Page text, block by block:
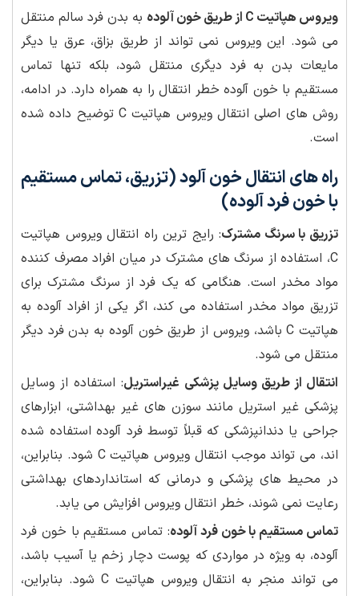
ویروس هپاتیت C از طریق خون آلوده
به بدن فرد سالم منتقل
می شود. این ویروس نمی تواند از طریق بزاق، عرق یا دیگر
مایعات بدن به فرد دیگری منتقل شود، بلکه تنها تماس
مستقیم با خون آلوده خطر انتقال را به همراه دارد. در ادامه،
روش های اصلی انتقال ویروس هپاتیت C توضیح داده شده
است.
راه های انتقال خون آلود (تزریق، تماس مستقیم
با خون فرد آلوده)
تزریق با سرنگ مشترک: رایج ترین راه انتقال ویروس هپاتیت
C، استفاده از سرنگ های مشترک در میان افراد مصرف کننده
مواد مخدر است. هنگامی که یک فرد از سرنگ مشترک برای
تزریق مواد مخدر استفاده می کند، اگر یکی از افراد آلوده به
هپاتیت C باشد، ویروس از طریق خون آلوده به بدن فرد دیگر
منتقل می شود.
انتقال از طریق وسایل پزشکی غیراستریل: استفاده از وسایل
پزشکی غیر استریل مانند سوزن های غیر بهداشتی، ابزارهای
جراحی یا دندانپزشکی که قبلاً توسط فرد آلوده استفاده شده
اند، می تواند موجب انتقال ویروس هپاتیت C شود. بنابراین،
در محیط های پزشکی و درمانی که استانداردهای بهداشتی
رعایت نمی شوند، خطر انتقال ویروس افزایش می یابد.
تماس مستقیم با خون فرد آلوده: تماس مستقیم با خون فرد
آلوده، به ویژه در مواردی که پوست دچار زخم یا آسیب باشد،
می تواند منجر به انتقال ویروس هپاتیت C شود. بنابراین،